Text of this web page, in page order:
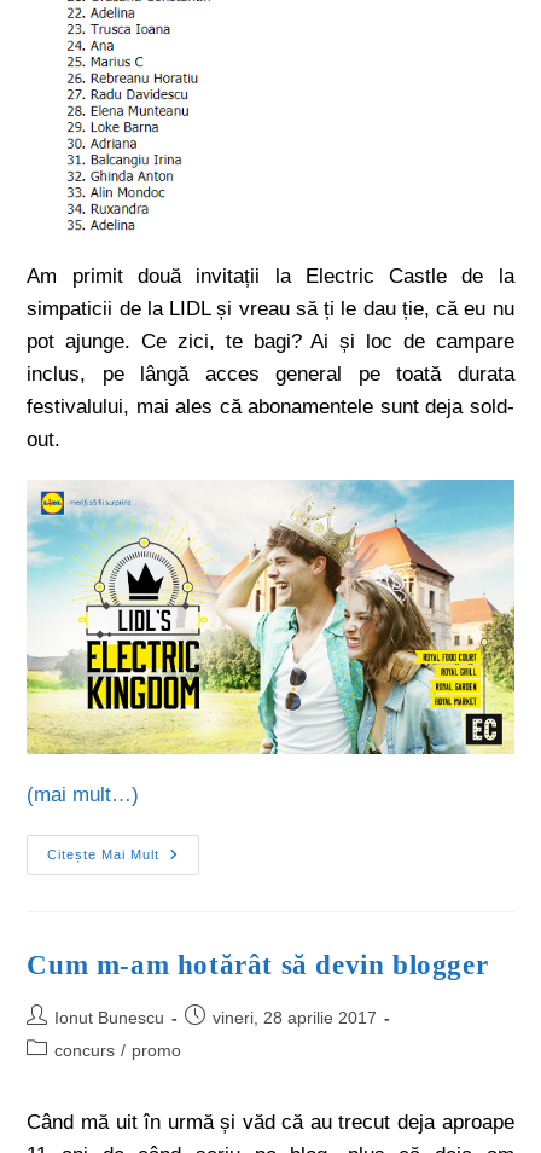
Am primit două invitații la Electric Castle de la
simpaticii de la LIDL și vreau să ți le dau ție, că eu nu
pot ajunge. Ce zici, te bagi? Ai și loc de campare
inclus, pe lângă acces general pe toată durata
festivalului, mai ales că abonamentele sunt deja sold-
out.
(mai mult…)
Citește Mai Mult
Cum m-am hotărât să devin blogger
Ionut Bunescu
vineri, 28 aprilie 2017
concurs / promo
Când mă uit în urmă și văd că au trecut deja aproape